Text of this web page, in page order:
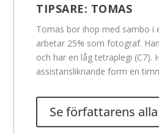
TIPSARE: TOMAS
Tomas bor ihop med sambo i
arbetar 25% som fotograf.
och har en låg tetraplegi (C7).
assistansliknande form en
Se författarens